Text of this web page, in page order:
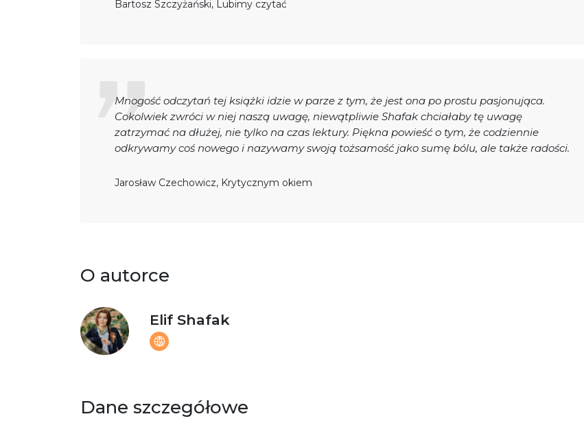
Bartosz Szczyżański, Lubimy czytać
Mnogość odczytań tej książki idzie w parze z tym, że jest ona po prostu pasjonująca.
Cokolwiek zwróci w niej naszą uwagę, niewątpliwie Shafak chciałaby tę uwagę
zatrzymać na dłużej, nie tylko na czas lektury. Piękna powieść o tym, że codziennie
odkrywamy coś nowego i nazywamy swoją tożsamość jako sumę bólu, ale także radości.
Jarosław Czechowicz, Krytycznym okiem
O autorce
Elif Shafak
Dane szczegółowe